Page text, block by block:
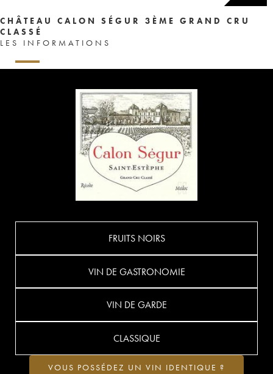
CHÂTEAU CALON SÉGUR 3ÈME GRAND CRU
CLASSÉ
LES INFORMATIONS
FRUITS NOIRS
VIN DE GASTRONOMIE
VIN DE GARDE
CLASSIQUE
VOUS POSSÉDEZ UN VIN IDENTIQUE ?